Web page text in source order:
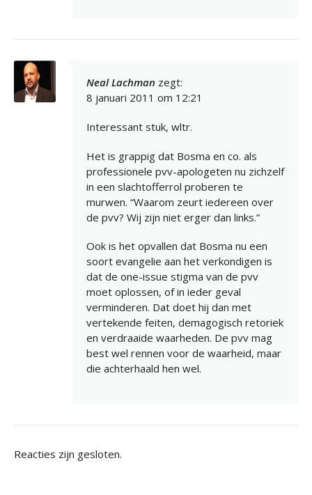
Neal Lachman zegt:
8 januari 2011 om 12:21
Interessant stuk, wltr.
Het is grappig dat Bosma en co. als
professionele pvv-apologeten nu zichzelf
in een slachtofferrol proberen te
murwen. “Waarom zeurt iedereen over
de pvv? Wij zijn niet erger dan links.”
Ook is het opvallen dat Bosma nu een
soort evangelie aan het verkondigen is
dat de one-issue stigma van de pvv
moet oplossen, of in ieder geval
verminderen. Dat doet hij dan met
vertekende feiten, demagogisch retoriek
en verdraaide waarheden. De pvv mag
best wel rennen voor de waarheid, maar
die achterhaald hen wel.
Reacties zijn gesloten.